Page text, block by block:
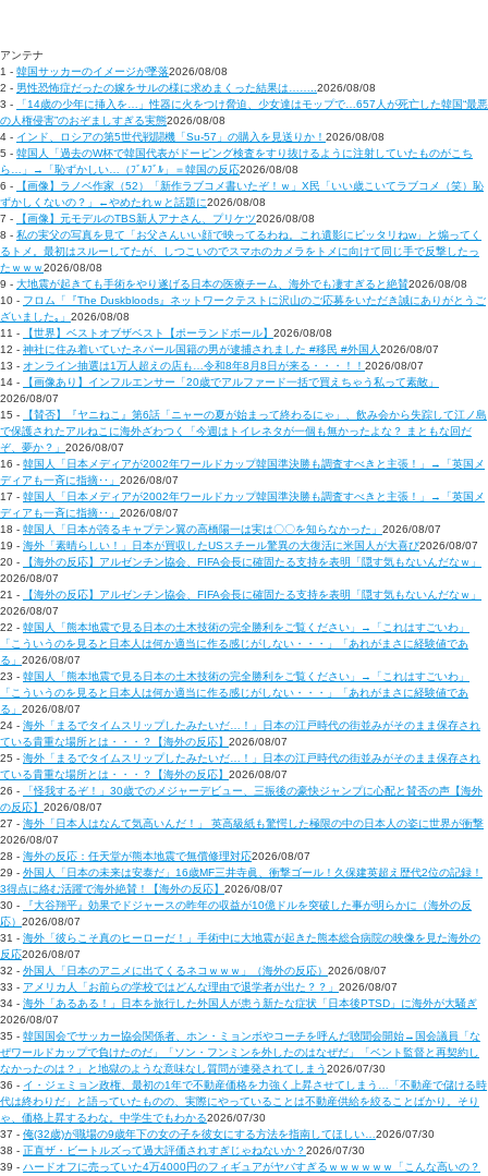
アンテナ
1 - 韓国サッカーのイメージが墜落2026/08/08
2 - 男性恐怖症だったの嫁をサルの様に求めまくった結果は……..2026/08/08
3 -
「14歳の少年に挿入を…」性器に火をつけ脅迫、少女達はモップで…657人が死亡した韓国“最悪
の人権侵害”のおぞましすぎる実態2026/08/08
4 - インド、ロシアの第5世代戦闘機「Su-57」の購入を見送りか！ 2026/08/08
5 - 韓国人「過去のW杯で韓国代表がドーピング検査をすり抜けるように注射していたものがこち
ら…」→「恥ずかしい…（ﾌﾞﾙﾌﾞﾙ」＝韓国の反応2026/08/08
6 -
【画像】ラノベ作家（52）「新作ラブコメ書いたぞ！ｗ」X民「いい歳こいてラブコメ（笑）恥
ずかしくないの？」←やめたれｗと話題に2026/08/08
7 -
【画像】元モデルのTBS新人アナさん、プリケツ2026/08/08
8 - 私の実父の写真を見て「お父さんいい顔で映ってるわね。これ遺影にピッタリねw」と煽ってく
るトメ。最初はスルーしてたが、しつこいのでスマホのカメラをトメに向けて同じ手で反撃したっ
たｗｗｗ2026/08/08
9 - 大地震が起きても手術をやり遂げる日本の医療チーム、海外でも凄すぎると絶賛2026/08/08
10 - フロム「『The Duskbloods』ネットワークテストに沢山のご応募をいただき誠にありがとうご
ざいました｡」 2026/08/08
11 -
【世界】ベストオブザベスト【ポーランドボール】 2026/08/08
12 - 神社に住み着いていたネパール国籍の男が逮捕されました #移民 #外国人2026/08/07
13 - オンライン抽選は1万人超えの店も…令和8年8月8日が来る・・・！！ 2026/08/07
14 -
【画像あり】インフルエンサー「20歳でアルファード一括で買えちゃう私って素敵」
2026/08/07
15 -
【賛否】『ヤニねこ』第6話「ニャーの夏が始まって終わるにゃ」、飲み会から失踪して江ノ島
で保護されたアルねこに海外ざわつく「今週はトイレネタが一個も無かったよな？ まともな回だ
ぞ、夢か？」 2026/08/07
16 - 韓国人「日本メディアが2002年ワールドカップ韓国準決勝も調査すべきと主張！」→「英国メ
ディアも一斉に指摘‥」 2026/08/07
17 - 韓国人「日本メディアが2002年ワールドカップ韓国準決勝も調査すべきと主張！」→「英国メ
ディアも一斉に指摘‥」 2026/08/07
18 - 韓国人「日本が誇るキャプテン翼の高橋陽一は実は〇〇を知らなかった」 2026/08/07
19 - 海外「素晴らしい！」日本が買収したUSスチール驚異の大復活に米国人が大喜び2026/08/07
20 -
【海外の反応】アルゼンチン協会、FIFA会長に確固たる支持を表明「隠す気もないんだなｗ」
2026/08/07
21 -
【海外の反応】アルゼンチン協会、FIFA会長に確固たる支持を表明「隠す気もないんだなｗ」
2026/08/07
22 - 韓国人「熊本地震で見る日本の土木技術の完全勝利をご覧ください」→「これはすごいわ」
「こういうのを見ると日本人は何か適当に作る感じがしない・・・」「あれがまさに経験値であ
る」 2026/08/07
23 - 韓国人「熊本地震で見る日本の土木技術の完全勝利をご覧ください」→「これはすごいわ」
「こういうのを見ると日本人は何か適当に作る感じがしない・・・」「あれがまさに経験値であ
る」 2026/08/07
24 - 海外「まるでタイムスリップしたみたいだ…！」日本の江戸時代の街並みがそのまま保存され
ている貴重な場所とは・・・？【海外の反応】 2026/08/07
25 - 海外「まるでタイムスリップしたみたいだ…！」日本の江戸時代の街並みがそのまま保存され
ている貴重な場所とは・・・？【海外の反応】 2026/08/07
26 -
「怪我するぞ！」30歳でのメジャーデビュー、三振後の豪快ジャンプに心配と賛否の声【海外
の反応】 2026/08/07
27 - 海外「日本人はなんて気高いんだ！」 英高級紙も驚愕した極限の中の日本人の姿に世界が衝撃
2026/08/07
28 - 海外の反応：任天堂が熊本地震で無償修理対応2026/08/07
29 - 外国人「日本の未来は安泰だ」16歳MF三井寺眞、衝撃ゴール！久保建英超え歴代2位の記録！
3得点に絡む活躍で海外絶賛！【海外の反応】 2026/08/07
30 -
『大谷翔平』効果でドジャースの昨年の収益が10億ドルを突破した事が明らかに（海外の反
応） 2026/08/07
31 - 海外「彼らこそ真のヒーローだ！」手術中に大地震が起きた熊本総合病院の映像を見た海外の
反応2026/08/07
32 - 外国人「日本のアニメに出てくるネコｗｗｗ」（海外の反応） 2026/08/07
33 - アメリカ人「お前らの学校ではどんな理由で退学者が出た？？」 2026/08/07
34 - 海外「あるある！」日本を旅行した外国人が患う新たな症状「日本後PTSD」に海外が大騒ぎ
2026/08/07
35 - 韓国国会でサッカー協会関係者、ホン・ミョンボやコーチを呼んだ聴聞会開始→国会議員「な
ぜワールドカップで負けたのだ」「ソン・フンミンを外したのはなぜだ」「ベント監督と再契約し
なかったのは？」と地獄のような意味なし質問が連発されてしまう2026/07/30
36 - イ・ジェミョン政権、最初の1年で不動産価格を力強く上昇させてしまう…「不動産で儲ける時
代は終わりだ」と語っていたものの、実際にやっていることは不動産供給を絞ることばかり。そり
ゃ、価格上昇するわな。中学生でもわかる2026/07/30
37 - 俺(32歳)が職場の9歳年下の女の子を彼女にする方法を指南してほしい…2026/07/30
38 - 正直ザ・ビートルズって過大評価されすぎじゃねないか？2026/07/30
39 - ハードオフに売っていた4万4000円のフィギュアがヤバすぎるｗｗｗｗｗｗ「こんな高いの？